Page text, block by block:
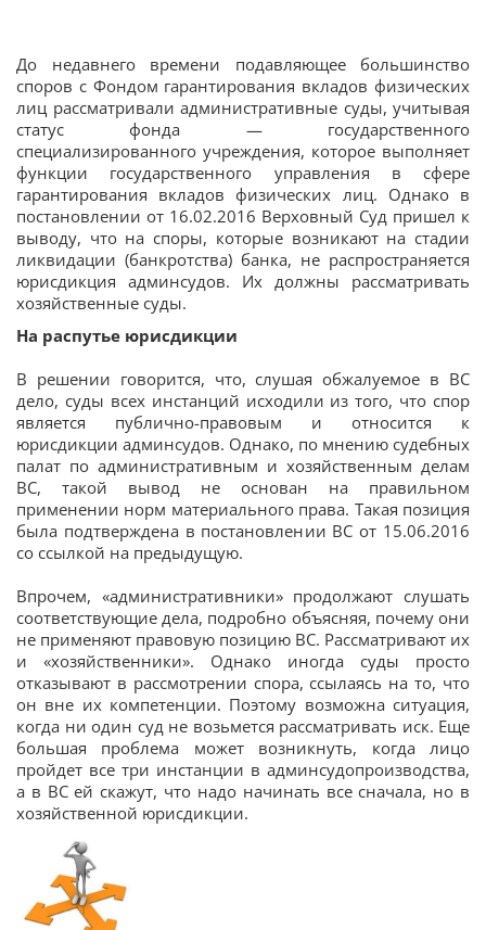
До недавнего времени подавляющее большинство
споров с Фондом гарантирования вкладов физических
лиц рассматривали административные суды, учитывая
статус фонда — государственного
специализированного учреждения, которое выполняет
функции государственного управления в сфере
гарантирования вкладов физических лиц. Однако в
постановлении от 16.02.2016 Верховный Суд пришел к
выводу, что на споры, которые возникают на стадии
ликвидации (банкротства) банка, не распространяется
юрисдикция админсудов. Их должны рассматривать
хозяйственные суды.
На распутье юрисдикции
В решении говорится, что, слушая обжалуемое в ВС
дело, суды всех инстанций исходили из того, что спор
является публично-правовым и относится к
юрисдикции админсудов. Однако, по мнению судебных
палат по административным и хозяйственным делам
ВС, такой вывод не основан на правильном
применении норм материального права. Такая позиция
была подтверждена в постановлении ВС от 15.06.2016
со ссылкой на предыдущую.
Впрочем, «административники» продолжают слушать
соответствующие дела, подробно объясняя, почему они
не применяют правовую позицию ВС. Рассматривают их
и «хозяйственники». Однако иногда суды просто
отказывают в рассмотрении спора, ссылаясь на то, что
он вне их компетенции. Поэтому возможна ситуация,
когда ни один суд не возьмется рассматривать иск. Еще
большая проблема может возникнуть, когда лицо
пройдет все три инстанции в админсудопроизводства,
а в ВС ей скажут, что надо начинать все сначала, но в
хозяйственной юрисдикции.